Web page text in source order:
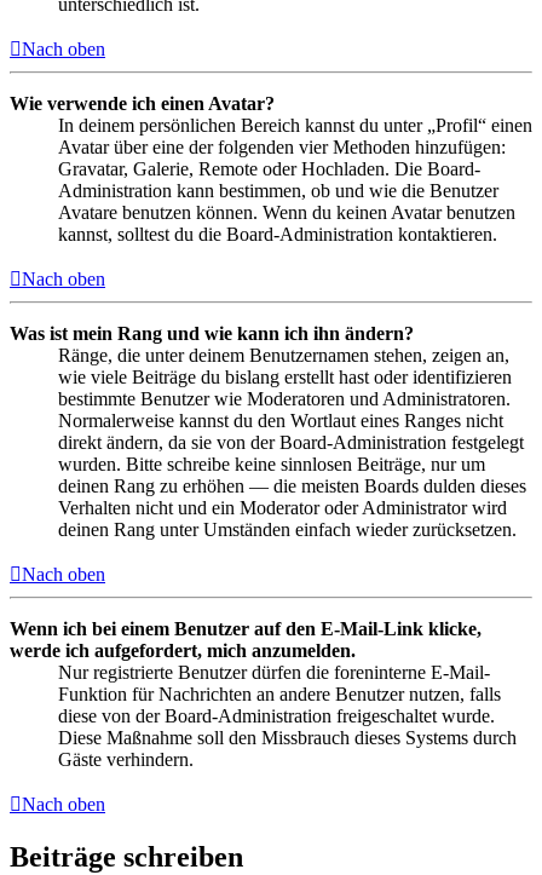
unterschiedlich ist.
Nach oben
Wie verwende ich einen Avatar?
In deinem persönlichen Bereich kannst du unter „Profil“ einen
Avatar über eine der folgenden vier Methoden hinzufügen:
Gravatar, Galerie, Remote oder Hochladen. Die Board-
Administration kann bestimmen, ob und wie die Benutzer
Avatare benutzen können. Wenn du keinen Avatar benutzen
kannst, solltest du die Board-Administration kontaktieren.
Nach oben
Was ist mein Rang und wie kann ich ihn ändern?
Ränge, die unter deinem Benutzernamen stehen, zeigen an,
wie viele Beiträge du bislang erstellt hast oder identifizieren
bestimmte Benutzer wie Moderatoren und Administratoren.
Normalerweise kannst du den Wortlaut eines Ranges nicht
direkt ändern, da sie von der Board-Administration festgelegt
wurden. Bitte schreibe keine sinnlosen Beiträge, nur um
deinen Rang zu erhöhen — die meisten Boards dulden dieses
Verhalten nicht und ein Moderator oder Administrator wird
deinen Rang unter Umständen einfach wieder zurücksetzen.
Nach oben
Wenn ich bei einem Benutzer auf den E-Mail-Link klicke,
werde ich aufgefordert, mich anzumelden.
Nur registrierte Benutzer dürfen die foreninterne E-Mail-
Funktion für Nachrichten an andere Benutzer nutzen, falls
diese von der Board-Administration freigeschaltet wurde.
Diese Maßnahme soll den Missbrauch dieses Systems durch
Gäste verhindern.
Nach oben
Beiträge schreiben